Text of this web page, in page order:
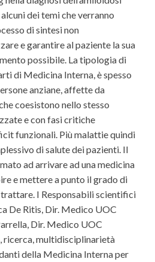
dei temi che verranno
di sintesi non
e garantire al paziente la sua
possibile. La tipologia di
di Medicina Interna, è spesso
anziane, affette da
coesistono nello stesso
e con fasi critiche
funzionali. Più malattie quindi
di salute dei pazienti. Il
ad arrivare ad una medicina
e mettere a punto il grado di
I Responsabili scientifici
De Ritis, Dir. Medico UOC
Dir. Medico UOC
ricerca, multidisciplinarietà
della Medicina Interna per